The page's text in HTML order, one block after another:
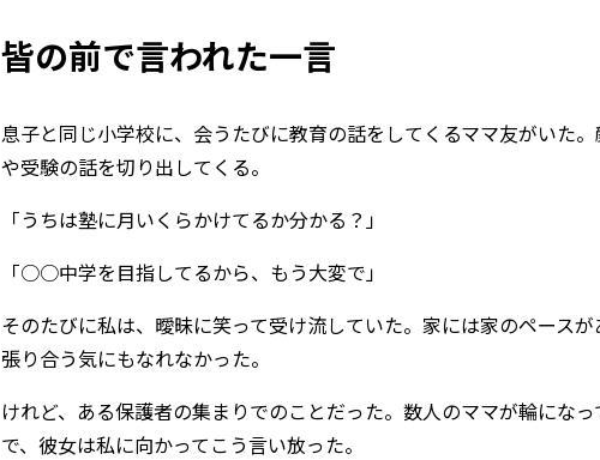
皆の前で言われた一言
息子と同じ小学校に、会うたびに教育の話をしてくるママ友がいた
や受験の話を切り出してくる。
「うちは塾に月いくらかけてるか分かる？」
「○○中学を目指してるから、もう大変で」
そのたびに私は、曖昧に笑って受け流していた。家には家のペースが
張り合う気にもなれなかった。
けれど、ある保護者の集まりでのことだった。数人のママが輪にな
で、彼女は私に向かってこう言い放った。